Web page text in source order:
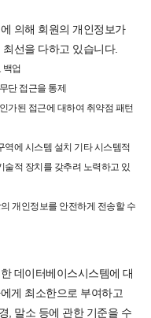
의해 회원의 개인정보가
선을 다하고 있습니다.
백업
단 접근을 통제
가된 접근에 대하여 취약점 패턴
에 시스템 설치 기타 시스템적
술적 장치를 갖추려 노력하고 있
개인정보를 안전하게 전송할 수
데이터베이스시스템에 대
게 최소한으로 부여하고
, 말소 등에 관한 기준을 수